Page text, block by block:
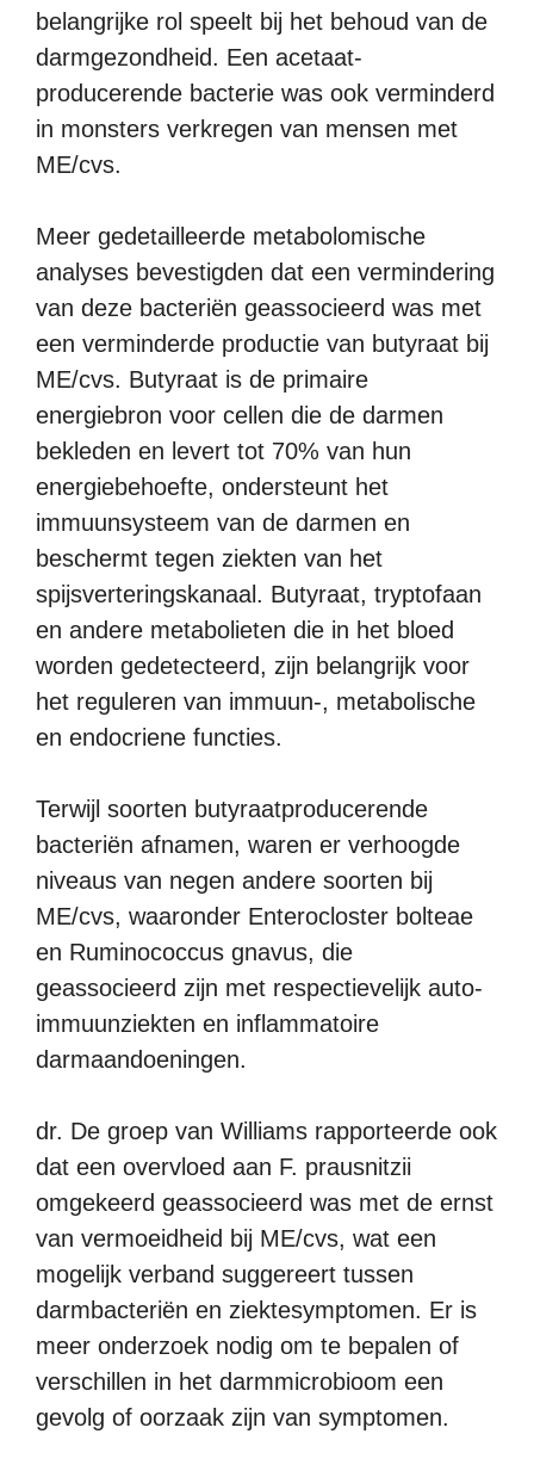
belangrijke rol speelt bij het behoud van de
darmgezondheid. Een acetaat-
producerende bacterie was ook verminderd
in monsters verkregen van mensen met
ME/cvs.
Meer gedetailleerde metabolomische
analyses bevestigden dat een vermindering
van deze bacteriën geassocieerd was met
een verminderde productie van butyraat bij
ME/cvs. Butyraat is de primaire
energiebron voor cellen die de darmen
bekleden en levert tot 70% van hun
energiebehoefte, ondersteunt het
immuunsysteem van de darmen en
beschermt tegen ziekten van het
spijsverteringskanaal. Butyraat, tryptofaan
en andere metabolieten die in het bloed
worden gedetecteerd, zijn belangrijk voor
het reguleren van immuun-, metabolische
en endocriene functies.
Terwijl soorten butyraatproducerende
bacteriën afnamen, waren er verhoogde
niveaus van negen andere soorten bij
ME/cvs, waaronder Enterocloster bolteae
en Ruminococcus gnavus, die
geassocieerd zijn met respectievelijk auto-
immuunziekten en inflammatoire
darmaandoeningen.
dr. De groep van Williams rapporteerde ook
dat een overvloed aan F. prausnitzii
omgekeerd geassocieerd was met de ernst
van vermoeidheid bij ME/cvs, wat een
mogelijk verband suggereert tussen
darmbacteriën en ziektesymptomen. Er is
meer onderzoek nodig om te bepalen of
verschillen in het darmmicrobioom een ​​
gevolg of oorzaak zijn van symptomen.